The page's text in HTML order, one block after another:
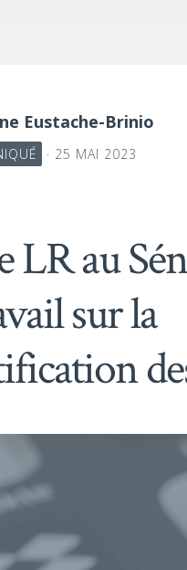
Eustache-Brinio
· 25 MAI 2023
LR au
sur la